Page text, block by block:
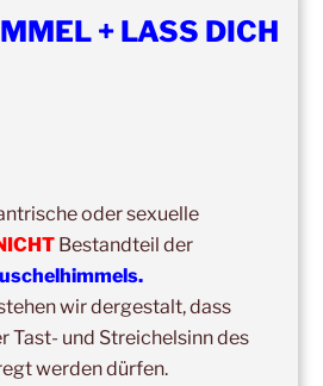
+ LASS DICH
oder sexuelle
Bestandteil der
wir dergestalt, dass
Tast- und Streichelsinn des
werden dürfen.